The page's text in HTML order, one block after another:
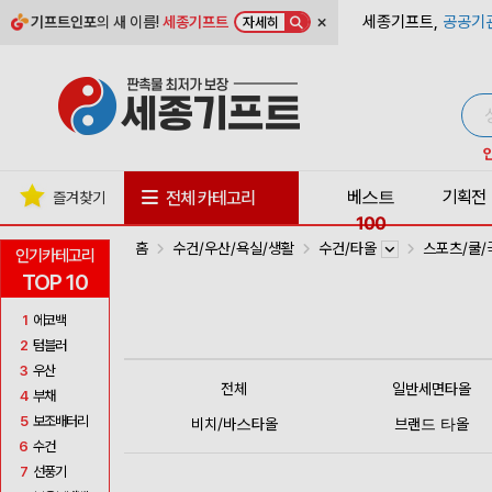
기프트인포의 새 이름!세종기프트 자세히 × 세종기프트, 공공기
인기카테고리
TOP 10
1 에코백
2 텀블러
3 우산
4 부채
5 보조배터리
6 수건
7 선풍기
즐겨찾기 전체 카테고리
베스트
100
기획전
홈 수건/우산/욕실/생활 수건/타올 스포츠/쿨/
전체
일반세면타올
비치/바스타올
브랜드 타올